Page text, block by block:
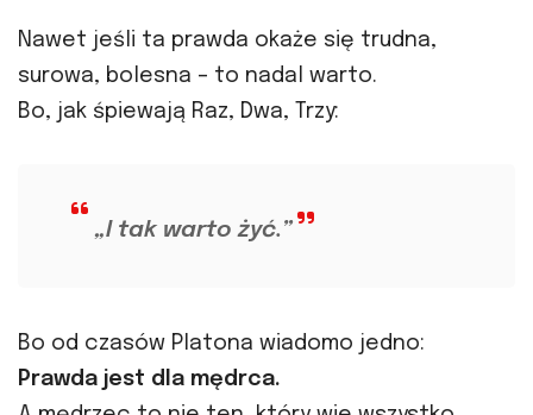
Nawet jeśli ta prawda okaże się trudna,
surowa, bolesna – to nadal warto.
Bo, jak śpiewają Raz, Dwa, Trzy:
„I tak warto żyć.”
Bo od czasów Platona wiadomo jedno:
Prawda jest dla mędrca.